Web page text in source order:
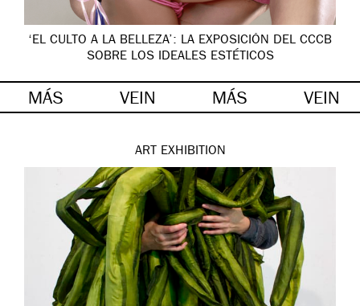
‘EL CULTO A LA BELLEZA’: LA EXPOSICIÓN DEL CCCB
SOBRE LOS IDEALES ESTÉTICOS
MÁS VEIN MÁS VEIN
ART EXHIBITION